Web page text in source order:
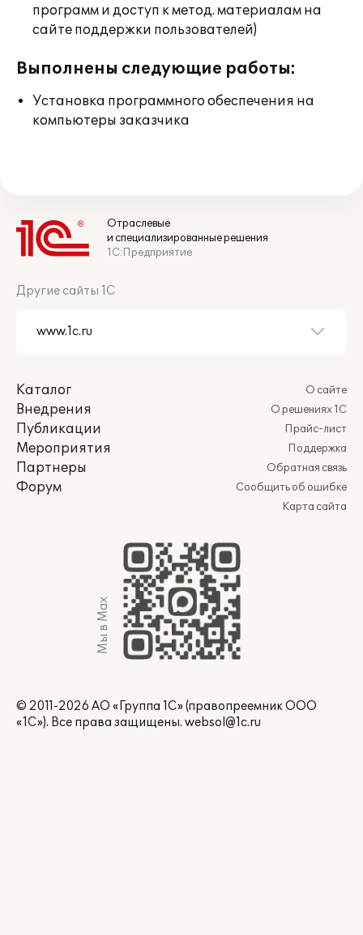
программ и доступ к метод. материалам на
сайте поддержки пользователей)
Выполнены следующие работы:
Установка программного обеспечения на
компьютеры заказчика
Отраслевые
и специализированные решения
1С:Предприятие
Другие сайты 1С
Каталог
Внедрения
Публикации
Мероприятия
Партнеры
Форум
О сайте
О решениях 1С
Прайс-лист
Поддержка
Обратная связь
Сообщить об ошибке
Карта сайта
Мы в Max
© 2011-2026 АО «Группа 1С» (правопреемник ООО
«1С»). Все права защищены. websol@1c.ru